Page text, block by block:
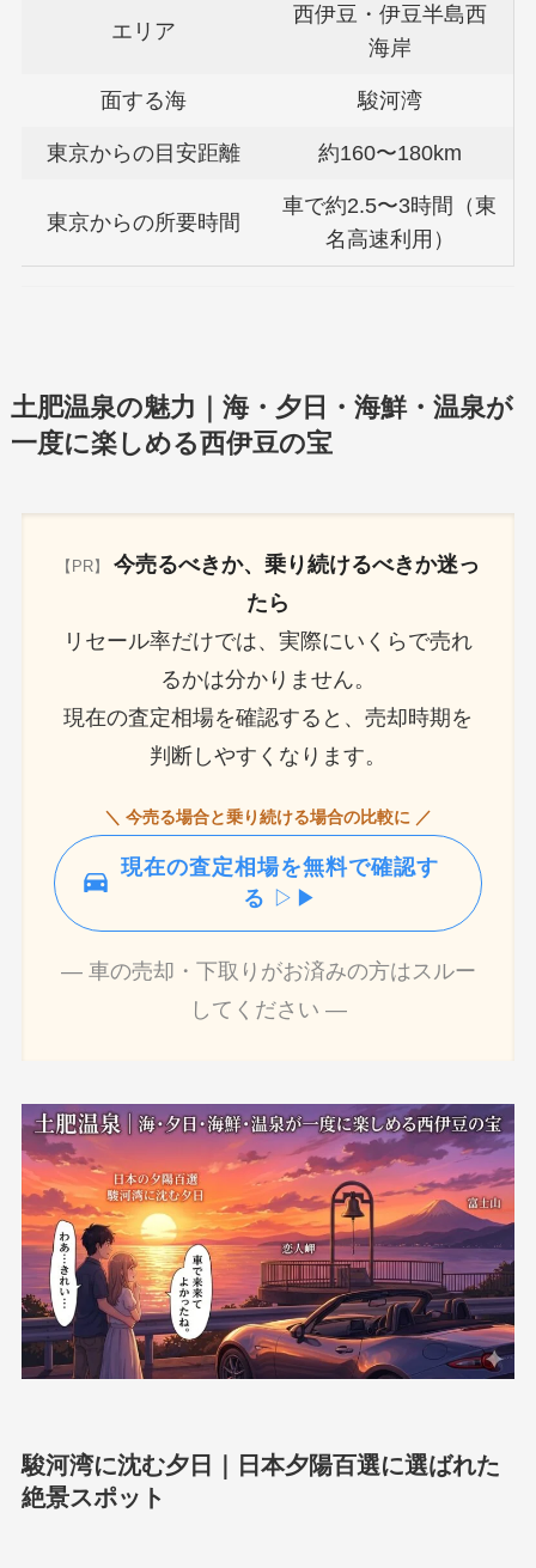
エリア
西伊豆・伊豆半島西
海岸
面する海 駿河湾
東京からの目安距離 約160〜180km
東京からの所要時間
車で約2.5〜3時間（東
名高速利用）
土肥温泉の魅力｜海・夕日・海鮮・温泉が
一度に楽しめる西伊豆の宝
【PR】
今売るべきか、乗り続けるべきか迷っ
たら
リセール率だけでは、実際にいくらで売れ
るかは分かりません。
現在の査定相場を確認すると、売却時期を
判断しやすくなります。
＼ 今売る場合と乗り続ける場合の比較に ／
現在の査定相場を無料で確認す
る ▷▶
― 車の売却・下取りがお済みの方はスルー
してください ―
駿河湾に沈む夕日｜日本夕陽百選に選ばれた
絶景スポット